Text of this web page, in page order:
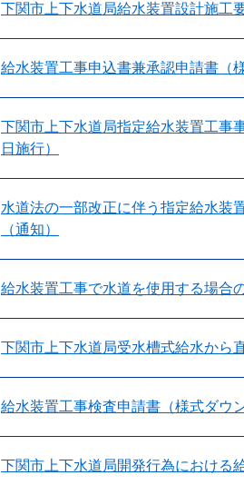
下関市上下水道局給水装置設計施工
給水装置工事申込書兼承認申請書（
下関市上下水道局指定給水装置工事
日施行）
水道法の一部改正に伴う指定給水装
（通知）
給水装置工事で水道を使用する場合
下関市上下水道局受水槽式給水から
給水装置工事検査申請書（様式ダウ
下関市上下水道局開発行為における